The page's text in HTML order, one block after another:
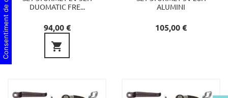
DUOMATIC FRE...
Preu
94,00 €

ALUMINI
Preu
105,00 €
Consentiment de cookies